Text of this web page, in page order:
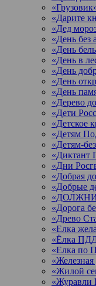
«Дарите
«Дед
«День без
«День
«День в
«День
«День
«День
«Дерево
«Дети
«Детское
«Детям
«Детям-
«Диктант
«Дни
«Добрая
«Добрые
«Дорога
«Древо
«Елка
«Ёлка
«Елка по
«Жилой
«Журавли